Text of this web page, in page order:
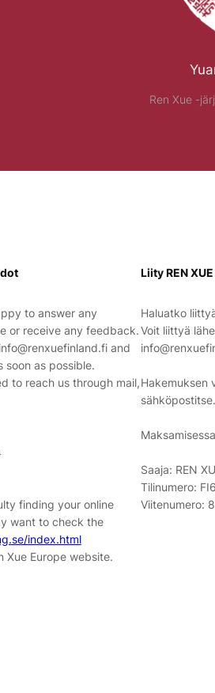
Ren Xue -
to answer any
or receive any feedback.
and
soon as possible.
to reach us through mail,
finding your online
want to check the
index.html
Xue Europe website.
Liity REN
Haluatko
Voit liittyä
Hakemuksen
Saaja: REN
Tilinumero:
Viitenumero: